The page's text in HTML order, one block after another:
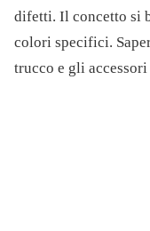
difetti. Il concetto si
colori specifici.
trucco e gli